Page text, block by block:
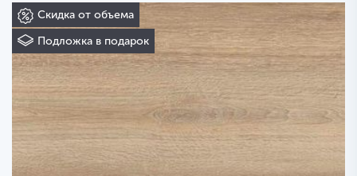
Скидка от объема
Подложка в подарок